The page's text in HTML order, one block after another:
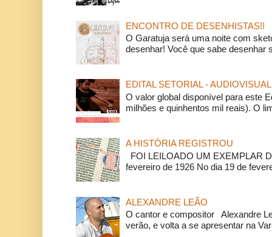
ENCONTRO DE DESENHISTAS!!
O Garatuja será uma noite com
desenhar! Você que sabe desenhar
EDITAL SETORIAL - AUDIOVISUAL
O valor global disponível para este
milhões e quinhentos mil reais). O
A HISTÓRIA REGISTROU
FOI LEILOADO UM EXEMPLAR
fevereiro de 1926 No dia 19 de
ALEXANDRE LEÃO
O cantor e compositor Alexandre
verão, e volta a se apresentar na